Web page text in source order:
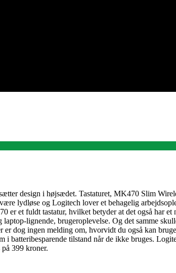
design i højsædet. Tastaturet, MK470 Slim
lydløse og Logitech lover et behagelig
et fuldt tastatur, hvilket betyder at det også har
lignende, brugeroplevelse. Og det samme
dog ingen melding om, hvorvidt du også kan
i batteribesparende tilstand når de ikke bruges.
399 kroner.